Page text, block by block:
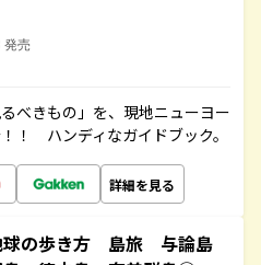
発売
べきもの」を、現地ニューヨー
！ ハンディなガイドブック。
詳細を見る
の歩き方 島旅 与論島